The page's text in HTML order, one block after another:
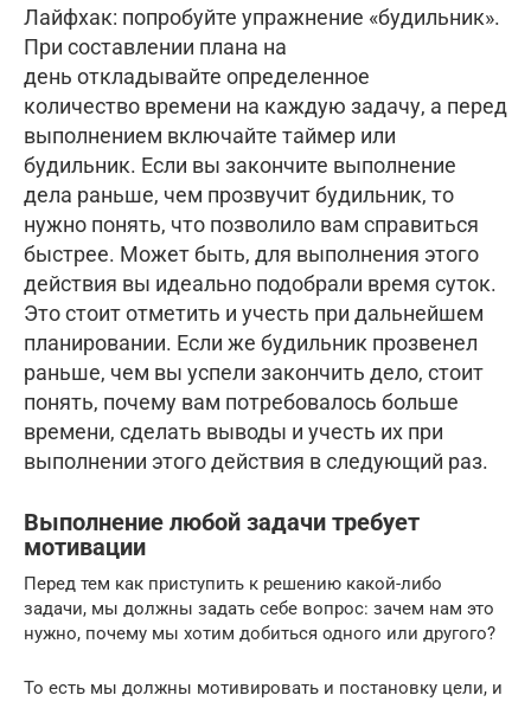
Лайфхак: попробуйте упражнение «будильник».
При составлении плана на
день откладывайте определенное
количество времени на каждую задачу, а перед
выполнением включайте таймер или
будильник. Если вы закончите выполнение
дела раньше, чем прозвучит будильник, то
нужно понять, что позволило вам справиться
быстрее. Может быть, для выполнения этого
действия вы идеально подобрали время суток.
Это стоит отметить и учесть при дальнейшем
планировании. Если же будильник прозвенел
раньше, чем вы успели закончить дело, стоит
понять, почему вам потребовалось больше
времени, сделать выводы и учесть их при
выполнении этого действия в следующий раз.
Выполнение любой задачи требует
мотивации
Перед тем как приступить к решению какой-либо
задачи, мы должны задать себе вопрос: зачем нам это
нужно, почему мы хотим добиться одного или другого?
То есть мы должны мотивировать и постановку цели, и